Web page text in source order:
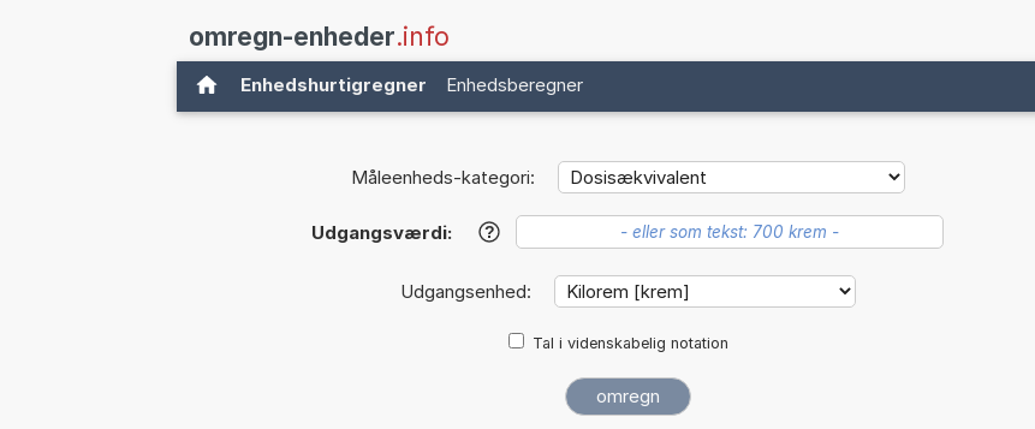
omregn-enheder.info
Enhedshurtigregner Enhedsberegner
Måleenheds-kategori:
Udgangsværdi: ?
Udgangsenhed:
Tal i videnskabelig notation